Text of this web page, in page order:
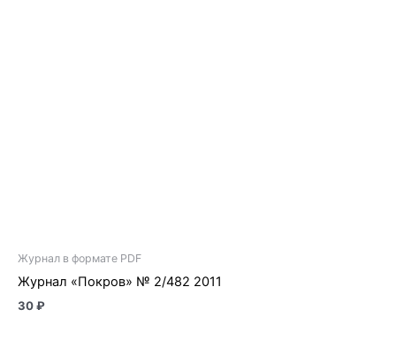
Журнал в формате PDF
Журнал «Покров» № 2/482 2011
30₽